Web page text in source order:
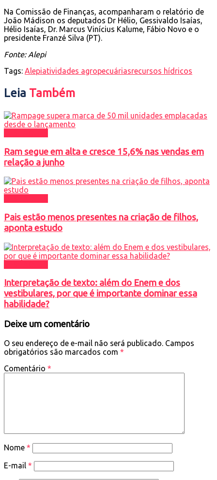
Na Comissão de Finanças, acompanharam o relatório de
João Mádison os deputados Dr Hélio, Gessivaldo Isaías,
Hélio Isaías, Dr. Marcus Vinícius Kalume, Fábio Novo e o
presidente Franzé Silva (PT).
Fonte: Alepi
Tags: Alepiatividades agropecuáriasrecursos hídricos
Leia Também
Ram segue em alta e cresce 15,6% nas vendas em
relação a junho
Pais estão menos presentes na criação de filhos,
aponta estudo
Interpretação de texto: além do Enem e dos
vestibulares, por que é importante dominar essa
habilidade?
Deixe um comentário
O seu endereço de e-mail não será publicado. Campos
obrigatórios são marcados com *
Comentário *
Nome *
E-mail *